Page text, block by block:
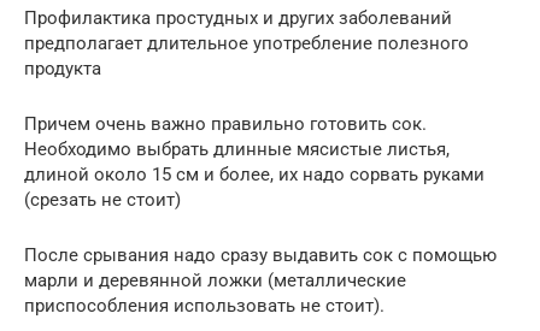
Профилактика простудных и других заболеваний
предполагает длительное употребление полезного
продукта
Причем очень важно правильно готовить сок.
Необходимо выбрать длинные мясистые листья,
длиной около 15 см и более, их надо сорвать руками
(срезать не стоит)
После срывания надо сразу выдавить сок с помощью
марли и деревянной ложки (металлические
приспособления использовать не стоит).